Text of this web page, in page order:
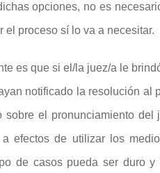
opciones, no es
el proceso sí lo va a necesitar.
es que si el/la juez/a le
notificado la resolución al
sobre el pronunciamiento del
a efectos de utilizar los
de casos pueda ser duro